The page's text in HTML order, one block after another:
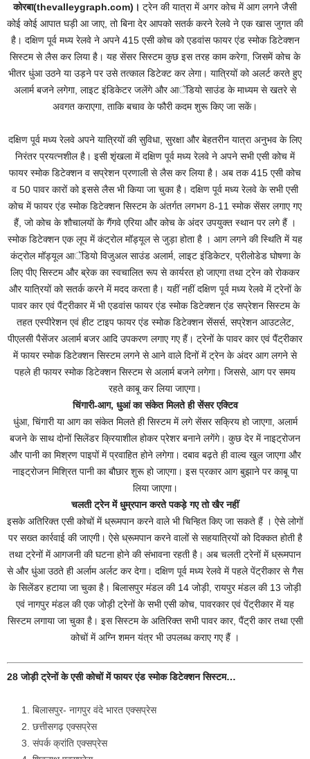
कोरबा(thevalleygraph.com)। ट्रेन की यात्रा में अगर कोच में आग लगने जैसी
कोई कोई आपात घड़ी आ जाए, तो बिना देर आपको सतर्क करने रेलवे ने एक खास जुगत की
है। दक्षिण पूर्व मध्य रेलवे ने अपने 415 एसी कोच को एडवांस फायर एंड स्मोक डिटेक्शन
सिस्टम से लैस कर लिया है। यह सेंसर सिस्टम कुछ इस तरह काम करेगा, जिसमें कोच के
भीतर धुंआ उठने या उड़ने पर उसे तत्काल डिटेक्ट कर लेगा। यात्रियों को अलर्ट करते हुए
अलार्म बजने लगेगा, लाइट इंडिकेटर जलेंगे और आॅडियो साउंड के माध्यम से खतरे से
अवगत कराएगा, ताकि बचाव के फौरी कदम शुरू किए जा सकें।
दक्षिण पूर्व मध्य रेलवे अपने यात्रियों की सुविधा, सुरक्षा और बेहतरीन यात्रा अनुभव के लिए
निरंतर प्रयत्नशील है। इसी शृंखला में दक्षिण पूर्व मध्य रेलवे ने अपने सभी एसी कोच में
फायर स्मोक डिटेक्शन व सप्रेशन प्रणाली से लैस कर लिया है। अब तक 415 एसी कोच
व 50 पावर कारों को इससे लैस भी किया जा चुका है। दक्षिण पूर्व मध्य रेलवे के सभी एसी
कोच में फायर एंड स्मोक डिटेक्शन सिस्टम के अंतर्गत लगभग 8-11 स्मोक सेंसर लगाए गए
हैं, जो कोच के शौचालयों के गैंगवे एरिया और कोच के अंदर उपयुक्त स्थान पर लगे हैं ।
स्मोक डिटेक्शन एक लूप में कंट्रोल मॉड्यूल से जुड़ा होता है । आग लगने की स्थिति में यह
कंट्रोल मॉड्यूल आॅडियो विजुअल साउंड अलार्म, लाइट इंडिकेटर, प्रीलोडेड घोषणा के
लिए पीए सिस्टम और ब्रेक का स्वचालित रूप से कार्यरत हो जाएगा तथा ट्रेन को रोककर
और यात्रियों को सतर्क करने में मदद करता है। यहीं नहीं दक्षिण पूर्व मध्य रेलवे में ट्रेनों के
पावर कार एवं पैंट्रीकार में भी एडवांस फायर एंड स्मोक डिटेक्शन एंड सप्रेशन सिस्टम के
तहत एस्पीरेशन एवं हीट टाइप फायर एंड स्मोक डिटेक्शन सेंसर्स, सप्रेशन आउटलेट,
पीएलसी पैसेंजर अलार्म बजर आदि उपकरण लगाए गए हैं। ट्रेनों के पावर कार एवं पैंट्रीकार
में फायर स्मोक डिटेक्शन सिस्टम लगने से आने वाले दिनों में ट्रेन के अंदर आग लगने से
पहले ही फायर स्मोक डिटेक्शन सिस्टम से अलार्म बजने लगेगा। जिससे, आग पर समय
रहते काबू कर लिया जाएगा।
चिंगारी-आग, धुआं का संकेत मिलते ही सेंसर एक्टिव
धुंआ, चिंगारी या आग का संकेत मिलते ही सिस्टम में लगे सेंसर सक्रिय हो जाएगा, अलार्म
बजने के साथ दोनों सिलेंडर क्रियाशील होकर प्रेशर बनाने लगेंगे। कुछ देर में नाइट्रोजन
और पानी का मिश्रण पाइपों में प्रवाहित होने लगेगा। दबाव बढ़ते ही वाल्व खुल जाएगा और
नाइट्रोजन मिश्रित पानी का बौछार शुरू हो जाएगा। इस प्रकार आग बुझाने पर काबू पा
लिया जाएगा।
चलती ट्रेन में धुम्रपान करते पकड़े गए तो खैर नहीं
इसके अतिरिक्त एसी कोचों में ध्रूमपान करने वाले भी चिन्हित किए जा सकते हैं । ऐसे लोगों
पर सख्त कार्रवाई की जाएगी। ऐसे ध्रूमपान करने वालों से सहयात्रियों को दिक्कत होती है
तथा ट्रेनों में आगजनी की घटना होने की संभावना रहती है। अब चलती ट्रेनों में ध्रूमपान
से और धुंआ उठते ही अर्लाम अर्लट कर देगा। दक्षिण पूर्व मध्य रेलवे में पहले पेंट्रीकार से गैस
के सिलेंडर हटाया जा चुका है। बिलासपुर मंडल की 14 जोड़ी, रायपुर मंडल की 13 जोड़ी
एवं नागपुर मंडल की एक जोड़ी ट्रेनों के सभी एसी कोच, पावरकार एवं पेंट्रीकार में यह
सिस्टम लगाया जा चुका है। इस सिस्टम के अतिरिक्त सभी पावर कार, पैंट्री कार तथा एसी
कोचों में अग्नि शमन यंत्र भी उपलब्ध कराए गए हैं ।
28 जोड़ी ट्रेनों के एसी कोचों में फायर एंड स्मोक डिटेक्शन सिस्टम…
बिलासपुर- नागपुर वंदे भारत एक्सप्रेस
छत्तीसगढ़ एक्सप्रेस
संपर्क क्रांति एक्सप्रेस